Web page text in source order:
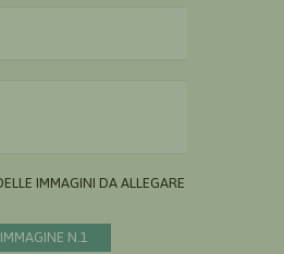
IMMAGINI DA ALLEGARE AL
N.1